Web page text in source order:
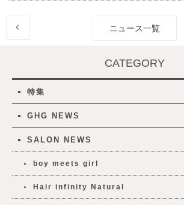
ニュース一覧
CATEGORY
特集
GHG NEWS
SALON NEWS
boy meets girl
Hair infinity Natural